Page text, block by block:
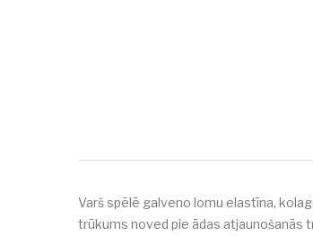
Varš spēlē galveno lomu elastīna,
trūkums noved pie ādas atjaunošanās